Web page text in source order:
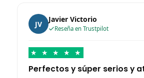
JV Javier Victorio
Reseña en Trustpilot
★ ★ ★ ★ ★
Perfectos y súper serios y